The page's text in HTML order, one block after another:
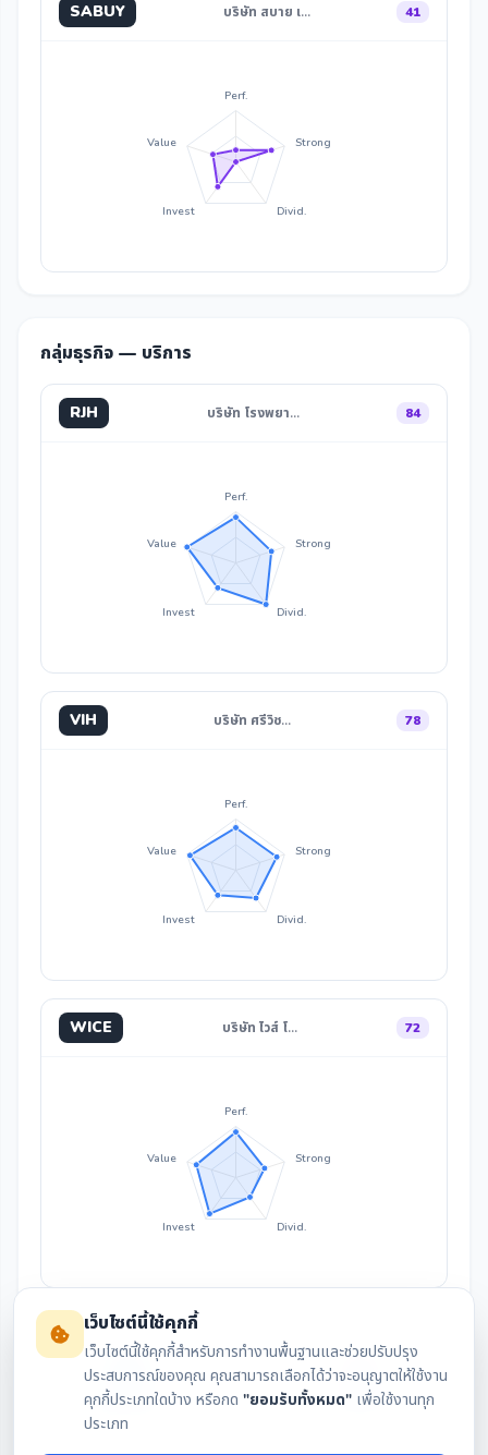
SABUY บริษัท สบาย เ… 41
Perf.
Strong
Divid.
Invest
Value
กลุ่มธุรกิจ — บริการ
RJH บริษัท โรงพยา… 84
Perf.
Strong
Divid.
Invest
Value
VIH บริษัท ศรีวิช… 78
Perf.
Strong
Divid.
Invest
Value
WICE บริษัท ไวส์ โ… 72
Perf.
Strong
Divid.
Invest
Value
สรุปงบล่าสุด กราฟราคา
เว็บไซต์นี้ใช้คุกกี้
เว็บไซต์นี้ใช้คุกกี้สำหรับการทำงานพื้นฐานและช่วยปรับปรุง
ประสบการณ์ของคุณ คุณสามารถเลือกได้ว่าจะอนุญาตให้ใช้งาน
คุกกี้ประเภทใดบ้าง หรือกด "ยอมรับทั้งหมด" เพื่อใช้งานทุก
ประเภท